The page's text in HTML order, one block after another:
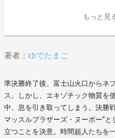
著者： ゆでたまご
準決勝終了後、富士山火口からネ
ス。しかし、エキゾチック物質を
中、息を引き取ってしまう。決勝
マッスルブラザーズ・ヌーボー”
立つことを決意。時間超人たちを